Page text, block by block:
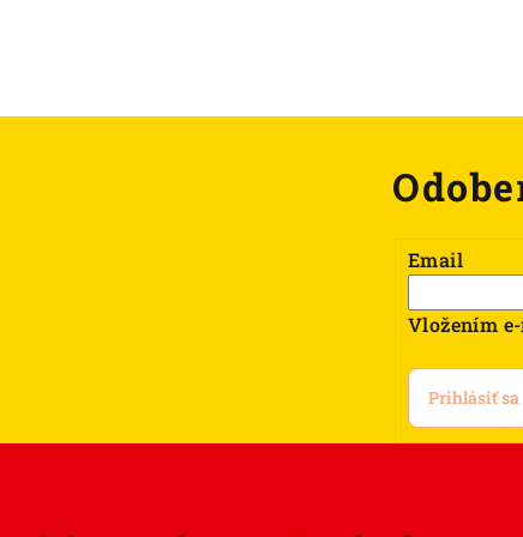
Email
Vložením
Prihlásiť sa